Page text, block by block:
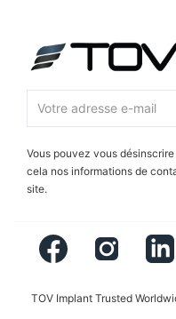
Vous pouvez vous
cela nos informations de
site.
Instagram
TOV Implant Trusted